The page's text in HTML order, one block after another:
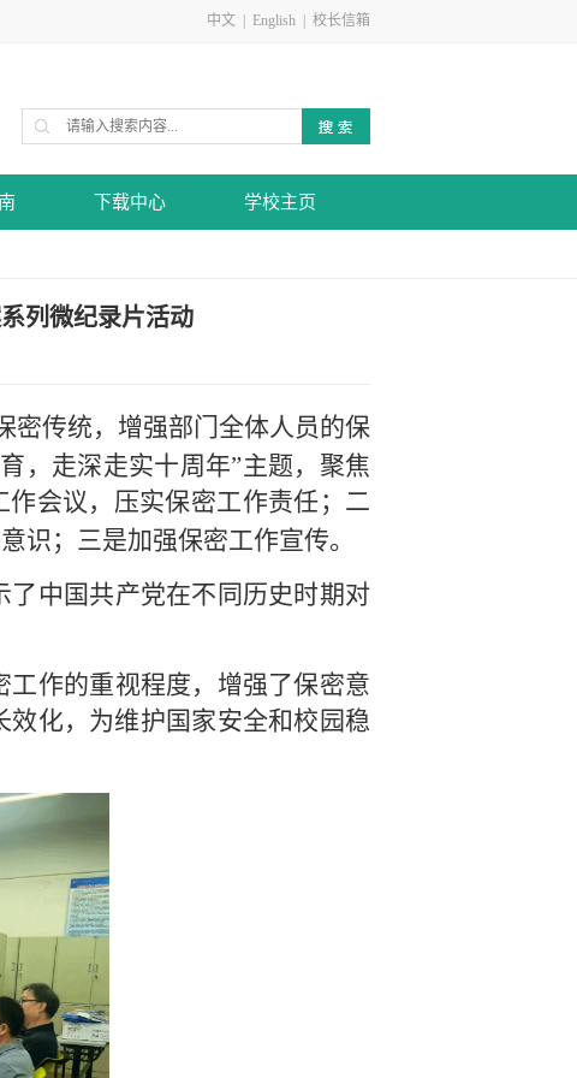
中文 English 校长信箱
下载中心 学校主页
列微纪录片活动
密传统，增强部门全体人员的保
，走深走实十周年”主题，聚焦
会议，压实保密工作责任；二
识；三是加强保密工作宣传。
中国共产党在不同历史时期对
作的重视程度，增强了保密意
化，为维护国家安全和校园稳